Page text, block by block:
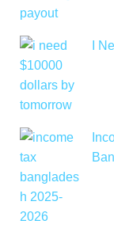
I